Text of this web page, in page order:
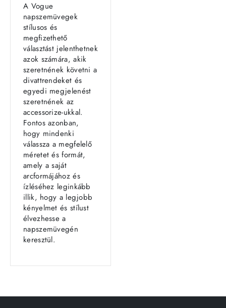
A Vogue
napszemüvegek
stílusos és
megfizethető
választást jelenthetnek
azok számára, akik
szeretnének követni a
divattrendeket és
egyedi megjelenést
szeretnének az
accessorize-ukkal.
Fontos azonban,
hogy mindenki
válassza a megfelelő
méretet és formát,
amely a saját
arcformájához és
ízléséhez leginkább
illik, hogy a legjobb
kényelmet és stílust
élvezhesse a
napszemüvegén
keresztül.